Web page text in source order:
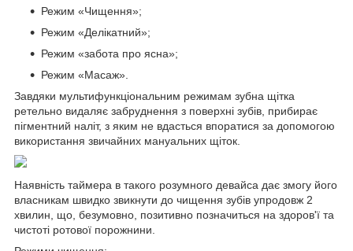
Режим «Чищення»;
Режим «Делікатний»;
Режим «забота про ясна»;
Режим «Масаж».
Завдяки мультифункціональним режимам зубна щітка
ретельно видаляє забруднення з поверхні зубів, прибирає
пігментний наліт, з яким не вдасться впоратися за допомогою
використання звичайних мануальних щіток.
Наявність таймера в такого розумного девайса дає змогу його
власникам швидко звикнути до чищення зубів упродовж 2
хвилин, що, безумовно, позитивно позначиться на здоров'ї та
чистоті ротової порожнини.